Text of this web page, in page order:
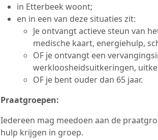
in Etterbeek woont;
en in een van deze situaties zit:
Je ontvangt actieve steun van
medische kaart, energiehulp,
OF je ontvangt een
werkloosheidsuitkeringen,
OF je bent ouder dan 65 jaar.
Praatgroepen:
Iedereen mag meedoen aan de
hulp krijgen in groep.